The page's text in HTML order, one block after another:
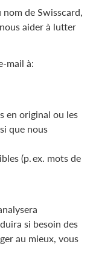
nom de Swisscard,
aider à lutter
mail à:
en original ou les
que nous
(p. ex. mots de
si besoin des
au mieux, vous